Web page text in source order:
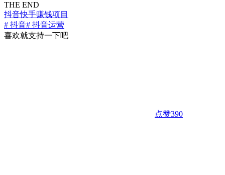
THE END
抖音快手赚钱项目
# 抖音# 抖音运营
喜欢就支持一下吧
点赞390